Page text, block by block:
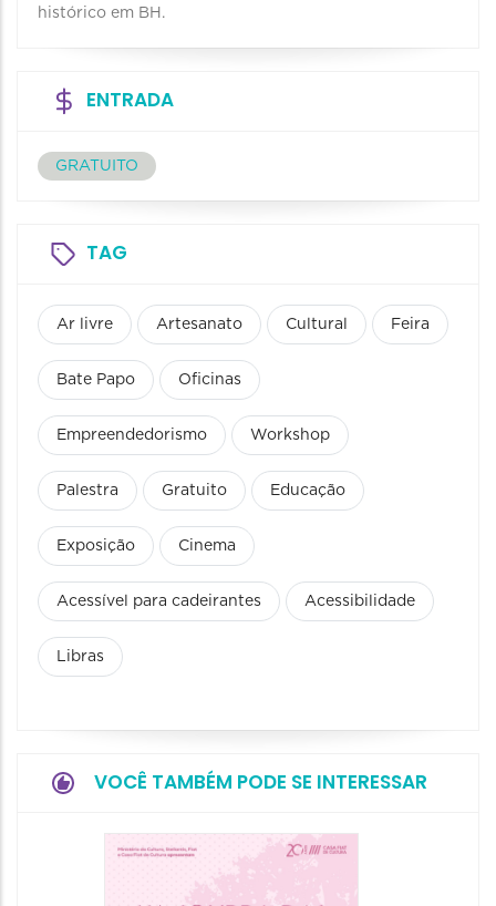
histórico em BH.
ENTRADA
GRATUITO
TAG
Ar livre Artesanato Cultural Feira
Bate Papo Oficinas
Empreendedorismo Workshop
Palestra Gratuito Educação
Exposição Cinema
Acessível para cadeirantes Acessibilidade
Libras
VOCÊ TAMBÉM PODE SE INTERESSAR